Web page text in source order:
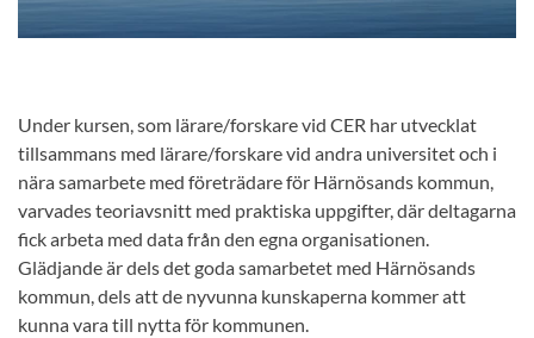
Under kursen, som lärare/forskare vid CER har utvecklat
tillsammans med lärare/forskare vid andra universitet och i
nära samarbete med företrädare för Härnösands kommun,
varvades teoriavsnitt med praktiska uppgifter, där deltagarna
fick arbeta med data från den egna organisationen.
Glädjande är dels det goda samarbetet med Härnösands
kommun, dels att de nyvunna kunskaperna kommer att
kunna vara till nytta för kommunen.